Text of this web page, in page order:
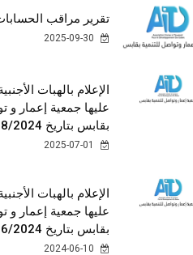
تقرير مراقب الحسابات
الإعلام بالهبات
عليها جمعية إعمار و
بقابس بتاريخ 15/08/2024.
الإعلام بالهبات
عليها جمعية إعمار و
بقابس بتاريخ 04/06/2024.